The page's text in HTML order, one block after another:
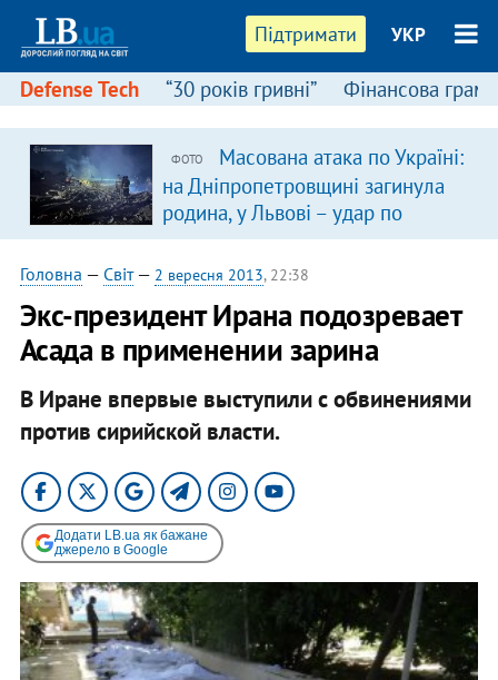
Підтримати УКР
Defense Tech “30 років гривні” Фінансова
ФОТО
Масована атака по Україні:
на Дніпропетровщині загинула
родина, у Львові – удар по
багатоповерхівках
(доповнюється)
Головна — Світ— 2 вересня 2013, 22:38
Экс-президент Ирана подозревает
Асада в применении зарина
В Иране впервые выступили с обвинениями
против сирийской власти.
Додати LB.ua як бажане
джерело в Google